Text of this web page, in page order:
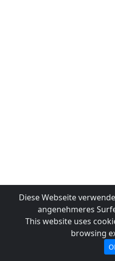
Diese Webseite
angenehmeres
This website uses
browsing